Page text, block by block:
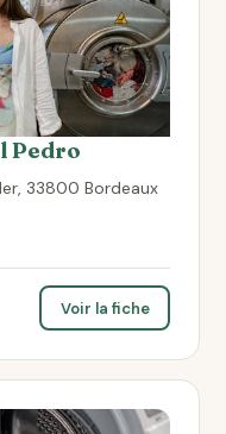
Pedro
33800 Bordeaux
Voir la fiche